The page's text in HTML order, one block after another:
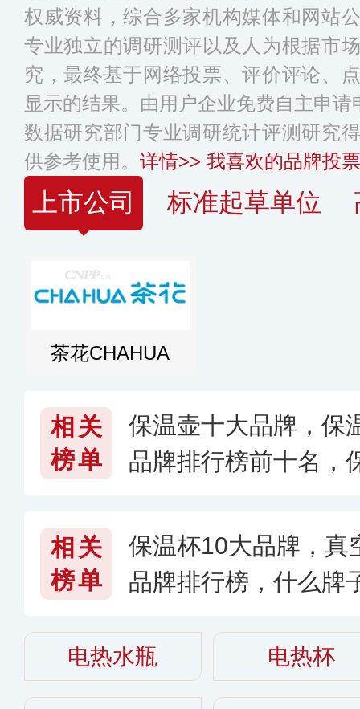
权威资料，综合多家机构媒体和网站
专业独立的调研测评以及人为根据市
究，最终基于网络投票、评价评论、
显示的结果。由用户企业免费自主申
数据研究部门专业调研统计评测研究
供参考使用。 详情>> 我喜欢的品牌投
上市公司 标准起草单位
茶花CHAHUA
相关
榜单
保温壶十大品牌，保
品牌排行榜前十名，
相关
榜单
保温杯10大品牌，真
品牌排行榜，什么牌
电热水瓶 电热杯